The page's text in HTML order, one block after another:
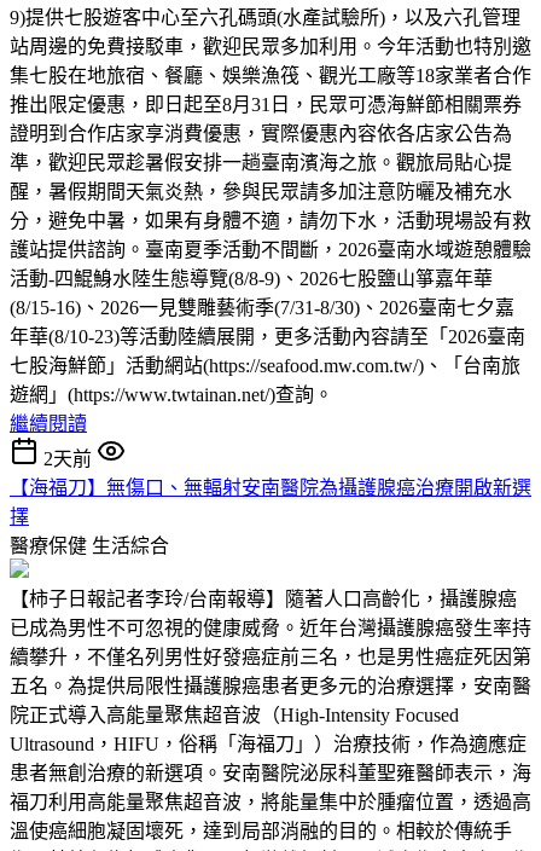
9)提供七股遊客中心至六孔碼頭(水產試驗所)，以及六孔管理
站周邊的免費接駁車，歡迎民眾多加利用。今年活動也特別邀
集七股在地旅宿、餐廳、娛樂漁筏、觀光工廠等18家業者合作
推出限定優惠，即日起至8月31日，民眾可憑海鮮節相關票券
證明到合作店家享消費優惠，實際優惠內容依各店家公告為
準，歡迎民眾趁暑假安排一趟臺南濱海之旅。觀旅局貼心提
醒，暑假期間天氣炎熱，參與民眾請多加注意防曬及補充水
分，避免中暑，如果有身體不適，請勿下水，活動現場設有救
護站提供諮詢。臺南夏季活動不間斷，2026臺南水域遊憩體驗
活動-四鯤鯓水陸生態導覽(8/8-9)、2026七股鹽山箏嘉年華
(8/15-16)、2026一見雙雕藝術季(7/31-8/30)、2026臺南七夕嘉
年華(8/10-23)等活動陸續展開，更多活動內容請至「2026臺南
七股海鮮節」活動網站(https://seafood.mw.com.tw/)、「台南旅
遊網」(https://www.twtainan.net/)查詢。
繼續閱讀
2天前
【海福刀】無傷口、無輻射安南醫院為攝護腺癌治療開啟新選
擇
醫療保健 生活綜合
【柿子日報記者李玲/台南報導】隨著人口高齡化，攝護腺癌
已成為男性不可忽視的健康威脅。近年台灣攝護腺癌發生率持
續攀升，不僅名列男性好發癌症前三名，也是男性癌症死因第
五名。為提供局限性攝護腺癌患者更多元的治療選擇，安南醫
院正式導入高能量聚焦超音波（High-Intensity Focused
Ultrasound，HIFU，俗稱「海福刀」）治療技術，作為適應症
患者無創治療的新選項。安南醫院泌尿科董聖雍醫師表示，海
福刀利用高能量聚焦超音波，將能量集中於腫瘤位置，透過高
溫使癌細胞凝固壞死，達到局部消融的目的。相較於傳統手